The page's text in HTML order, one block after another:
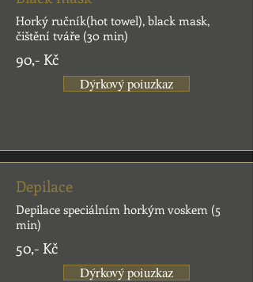
Horký ručník(hot towel), black mask,
čištění tváře (30 min)
90,- Kč
Dýrkový poiuzkaz
Depilace
Depilace speciálním horkým voskem (5
min)
50,- Kč
Dýrkový poiuzkaz